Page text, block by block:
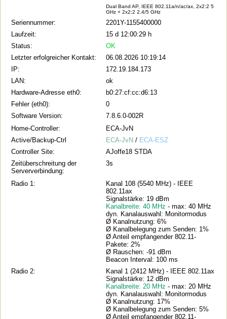
Dual Band AP, IEEE 802.11a/n/ac/ax, 2x2:2 5
GHz + 2x2:2 2.4/5 GHz
Seriennummer:
2201Y-1155400000
Laufzeit:
15 d 12:00:29 h
Status:
OK
Letzter erfolgreicher Kontakt:
06.08.2026 10:19:14
IP:
172.19.184.173
LAN:
ok
Hardware-Adresse eth0:
b0:27:cf:cc:d6:13
Fehler (eth0):
0
Software Version:
7.8.6.0-002R
Home-Controller:
ECA-JvN
Active/Backup-Ctrl
ECA-JvN / ECA-ESZ
Controller Site:
AJoffe18 STDA
Zeitüberschreitung der
Serververbindung:
3s
Radio 1:
Kanal 108 (5540 MHz) - IEEE
802.11ax
Signalstärke: 19 dBm
Kanalbreite: 40 MHz- max: 40 MHz
dyn. Kanalauswahl: Monitormodus
Ø Kanalnutzung: 6%
Ø Kanalbelegung zum Senden: 1%
Ø Anteil empfangender 802.11-
Pakete: 2%
Ø Rauschen: -91 dBm
Beacon Interval: 100 ms
Radio 2:
Kanal 1 (2412 MHz) - IEEE 802.11ax
Signalstärke: 12 dBm
Kanalbreite: 20 MHz- max: 20 MHz
dyn. Kanalauswahl: Monitormodus
Ø Kanalnutzung: 17%
Ø Kanalbelegung zum Senden: 5%
Ø Anteil empfangender 802.11-